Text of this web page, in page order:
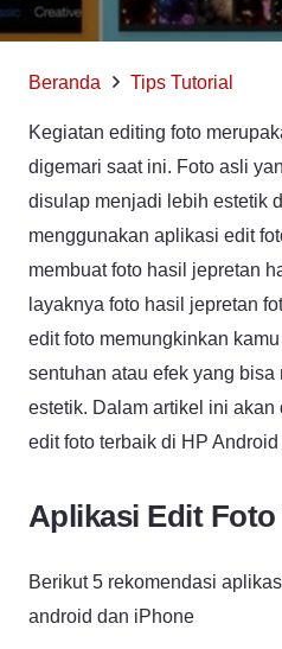
Beranda Tips Tutorial
Kegiatan editing foto
digemari saat ini. Foto asli
disulap menjadi lebih estetik
menggunakan aplikasi edit
membuat foto hasil jepretan
layaknya foto hasil jepretan
edit foto memungkinkan
sentuhan atau efek yang bisa
estetik. Dalam artikel ini
edit foto terbaik di HP
Aplikasi Edit Foto
Berikut 5 rekomendasi
android dan iPhone